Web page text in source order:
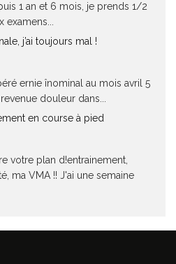
1 an et 6 mois, je prends 1/2
j’ai toujours mal !
ernie înominal au mois avril 5
douleur dans...
en course à pied
votre plan d!entrainement,
ma VMA !! J'ai une semaine